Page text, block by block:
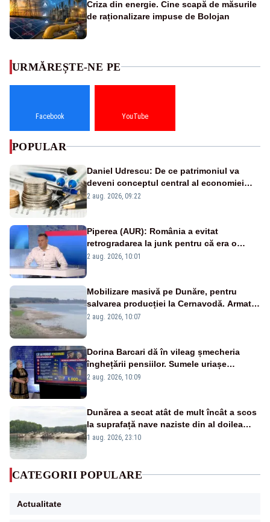
Criza din energie. Cine scapă de măsurile
de raționalizare impuse de Bolojan
URMĂREȘTE-NE PE
Facebook YouTube
POPULAR
Daniel Udrescu: De ce patrimoniul va
deveni conceptul central al economiei
viitoare?
2 aug. 2026, 09:22
Piperea (AUR): România a evitat
retrogradarea la junk pentru că era o
catastrofă pentru bănci și fondurile de
2 aug. 2026, 10:01
Mobilizare masivă pe Dunăre, pentru
salvarea producției la Cernavodă. Armata
va detona o stâncă și va devia apa
2 aug. 2026, 10:07
Dorina Barcari dă în vileag șmecheria
înghețării pensiilor. Sumele uriașe
pierdute de fiecare român
2 aug. 2026, 10:09
Dunărea a secat atât de mult încât a scos
la suprafață nave naziste din al doilea
război mondial
1 aug. 2026, 23:10
CATEGORII POPULARE
Actualitate